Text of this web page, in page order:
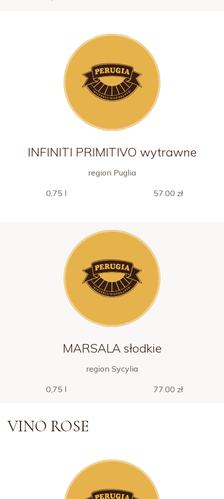
INFINITI PRIMITIVO wytrawne
region Puglia
0,75 l 57.00 zł
MARSALA słodkie
region Sycylia
0,75 l 77.00 zł
VINO ROSE